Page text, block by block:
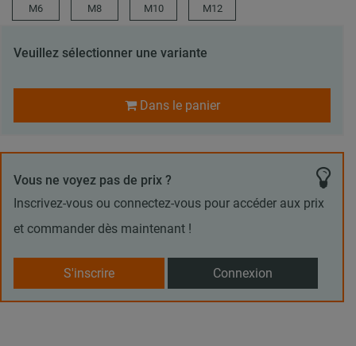
M6 M8 M10 M12
Veuillez sélectionner une variante
Dans le panier
Vous ne voyez pas de prix ?
Inscrivez-vous ou connectez-vous pour accéder aux prix
et commander dès maintenant !
S'inscrire Connexion